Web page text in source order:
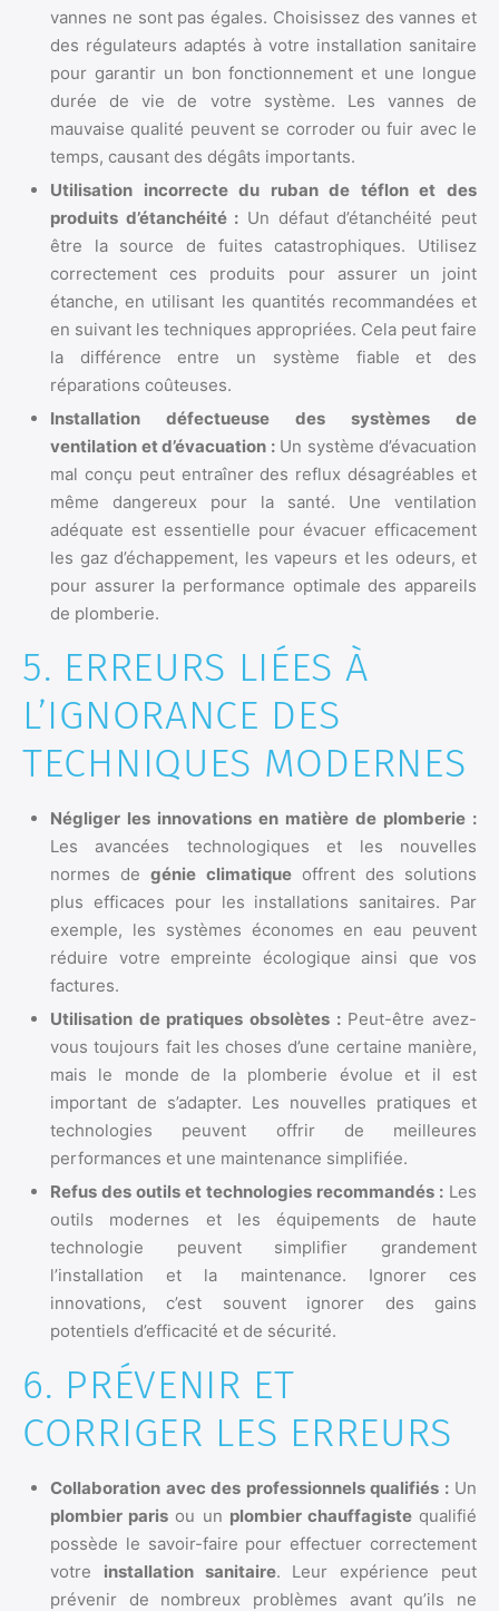
vannes ne sont pas égales. Choisissez des vannes et
des régulateurs adaptés à votre installation sanitaire
pour garantir un bon fonctionnement et une longue
durée de vie de votre système. Les vannes de
mauvaise qualité peuvent se corroder ou fuir avec le
temps, causant des dégâts importants.
Utilisation incorrecte du ruban de téflon et des
produits d’étanchéité : Un défaut d’étanchéité peut
être la source de fuites catastrophiques. Utilisez
correctement ces produits pour assurer un joint
étanche, en utilisant les quantités recommandées et
en suivant les techniques appropriées. Cela peut faire
la différence entre un système fiable et des
réparations coûteuses.
Installation défectueuse des systèmes de
ventilation et d’évacuation :Un système d’évacuation
mal conçu peut entraîner des reflux désagréables et
même dangereux pour la santé. Une ventilation
adéquate est essentielle pour évacuer efficacement
les gaz d’échappement, les vapeurs et les odeurs, et
pour assurer la performance optimale des appareils
de plomberie.
5. ERREURS LIÉES À
L’IGNORANCE DES
TECHNIQUES MODERNES
Négliger les innovations en matière de plomberie :
Les avancées technologiques et les nouvelles
normes degénie climatiqueoffrent des solutions
plus efficaces pour les installations sanitaires. Par
exemple, les systèmes économes en eau peuvent
réduire votre empreinte écologique ainsi que vos
factures.
Utilisation de pratiques obsolètes :Peut-être avez-
vous toujours fait les choses d’une certaine manière,
mais le monde de la plomberie évolue et il est
important de s’adapter. Les nouvelles pratiques et
technologies peuvent offrir de meilleures
performances et une maintenance simplifiée.
Refus des outils et technologies recommandés : Les
outils modernes et les équipements de haute
technologie peuvent simplifier grandement
l’installation et la maintenance. Ignorer ces
innovations, c’est souvent ignorer des gains
potentiels d’efficacité et de sécurité.
6. PRÉVENIR ET
CORRIGER LES ERREURS
Collaboration avec des professionnels qualifiés :Un
plombier paris ou un plombier chauffagistequalifié
possède le savoir-faire pour effectuer correctement
votre installation sanitaire. Leur expérience peut
prévenir de nombreux problèmes avant qu’ils ne